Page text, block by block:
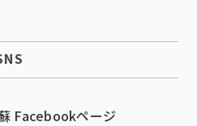
Facebookページ